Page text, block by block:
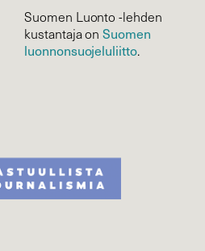
Suomen Luonto -lehden
kustantaja onSuomen
luonnonsuojelu­liitto.